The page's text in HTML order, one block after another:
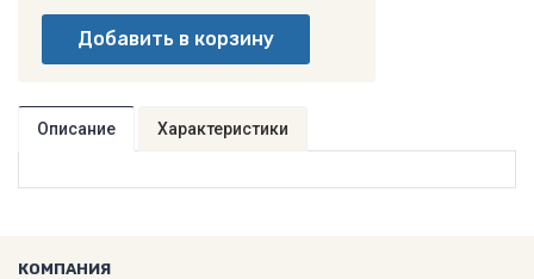
Описание Характеристики
КОМПАНИЯ